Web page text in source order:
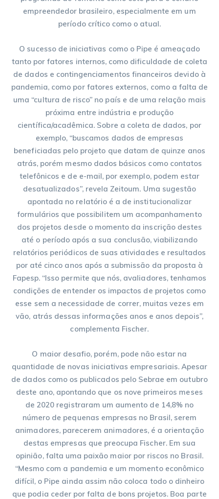
empreendedor brasileiro, especialmente em um
período crítico como o atual.
O sucesso de iniciativas como o Pipe é ameaçado
tanto por fatores internos, como dificuldade de coleta
de dados e contingenciamentos financeiros devido à
pandemia, como por fatores externos, como a falta de
uma “cultura de risco” no país e de uma relação mais
próxima entre indústria e produção
científica/acadêmica. Sobre a coleta de dados, por
exemplo, “buscamos dados de empresas
beneficiadas pelo projeto que datam de quinze anos
atrás, porém mesmo dados básicos como contatos
telefônicos e de e-mail, por exemplo, podem estar
desatualizados”, revela Zeitoum. Uma sugestão
apontada no relatório é a de institucionalizar
formulários que possibilitem um acompanhamento
dos projetos desde o momento da inscrição destes
até o período após a sua conclusão, viabilizando
relatórios periódicos de suas atividades e resultados
por até cinco anos após a submissão da proposta à
Fapesp. “Isso permite que nós, avaliadores, tenhamos
condições de entender os impactos de projetos como
esse sem a necessidade de correr, muitas vezes em
vão, atrás dessas informações anos e anos depois”,
complementa Fischer.
O maior desafio, porém, pode não estar na
quantidade de novas iniciativas empresariais. Apesar
de dados como os publicados pelo Sebrae em outubro
deste ano, apontando que os nove primeiros meses
de 2020 registraram um aumento de 14,8% no
número de pequenas empresas no Brasil, serem
animadores, parecerem animadores, é a orientação
destas empresas que preocupa Fischer. Em sua
opinião, falta uma paixão maior por riscos no Brasil.
“Mesmo com a pandemia e um momento econômico
difícil, o Pipe ainda assim não coloca todo o dinheiro
que podia ceder por falta de bons projetos. Boa parte